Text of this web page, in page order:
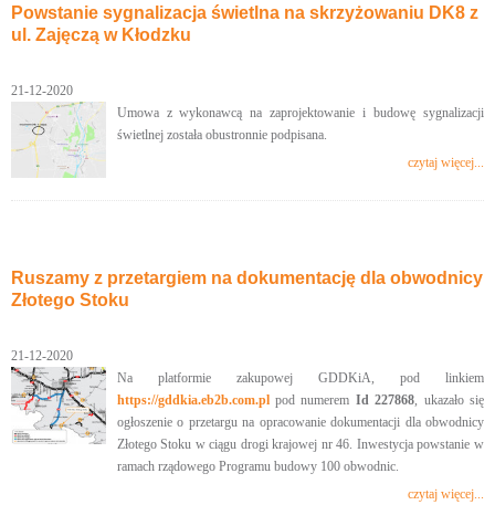
Powstanie sygnalizacja świetlna na skrzyżowaniu DK8 z
ul. Zajęczą w Kłodzku
21-12-2020
Umowa z wykonawcą na zaprojektowanie i budowę sygnalizacji
świetlnej została obustronnie podpisana.
czytaj więcej...
Ruszamy z przetargiem na dokumentację dla obwodnicy
Złotego Stoku
21-12-2020
Na platformie zakupowej GDDKiA, pod linkiem
https://gddkia.eb2b.com.plpod numerem Id 227868, ukazało się
ogłoszenie o przetargu na opracowanie dokumentacji dla obwodnicy
Złotego Stoku w ciągu drogi krajowej nr 46. Inwestycja powstanie w
ramach rządowego Programu budowy 100 obwodnic.
czytaj więcej...